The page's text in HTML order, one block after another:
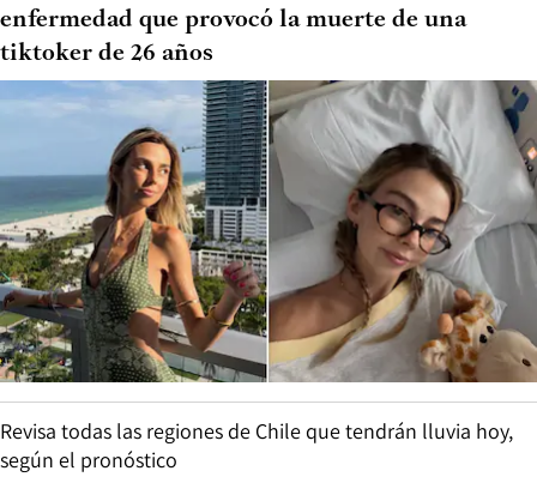
enfermedad que provocó la muerte de una
tiktoker de 26 años
Revisa todas las regiones de Chile que tendrán lluvia hoy,
según el pronóstico